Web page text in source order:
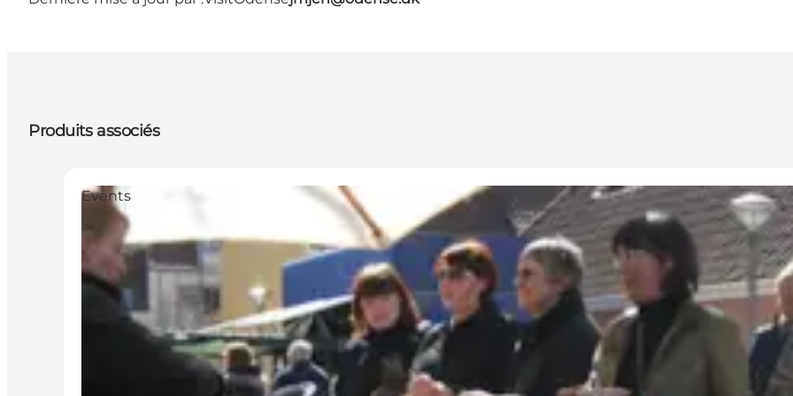
Produits associés
Events